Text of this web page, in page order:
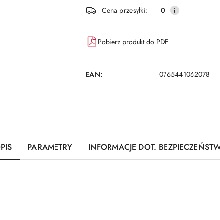
dostawa
Cena przesyłki:
0
Pobierz produkt do PDF
EAN: 0765441062078
PARAMETRY INFORMACJE DOT.